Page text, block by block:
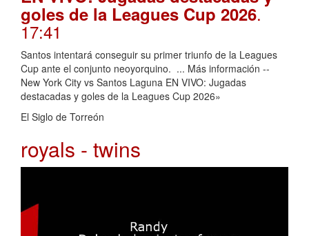
goles de la Leagues Cup 2026.
17:41
Santos intentará conseguir su primer triunfo de la Leagues
Cup ante el conjunto neoyorquino. ... Más información --
New York City vs Santos Laguna EN VIVO: Jugadas
destacadas y goles de la Leagues Cup 2026»
El Siglo de Torreón
royals - twins